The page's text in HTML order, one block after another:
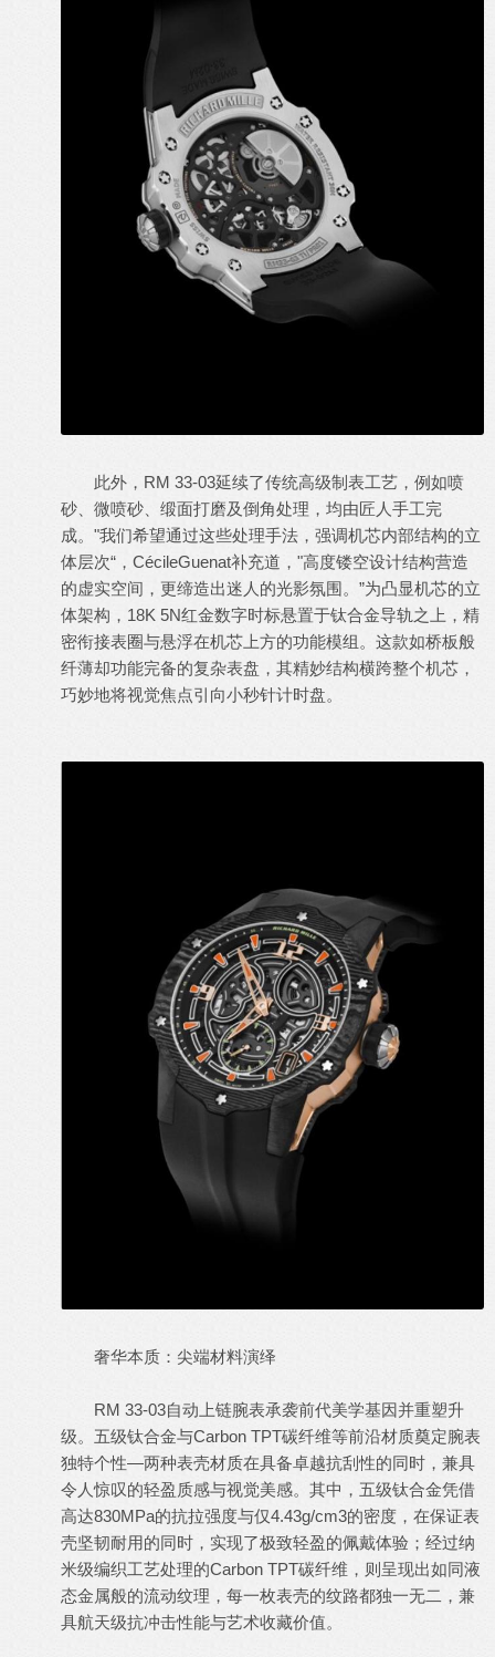
此外，RM 33-03延续了传统高级制表工艺，例如喷
砂、微喷砂、缎面打磨及倒角处理，均由匠人手工完
成。"我们希望通过这些处理手法，强调机芯内部结构的立
体层次“，CécileGuenat补充道，"高度镂空设计结构营造
的虚实空间，更缔造出迷人的光影氛围。”为凸显机芯的立
体架构，18K 5N红金数字时标悬置于钛合金导轨之上，精
密衔接表圈与悬浮在机芯上方的功能模组。这款如桥板般
纤薄却功能完备的复杂表盘，其精妙结构横跨整个机芯，
巧妙地将视觉焦点引向小秒针计时盘。
奢华本质：尖端材料演绎
RM 33-03自动上链腕表承袭前代美学基因并重塑升
级。五级钛合金与Carbon TPT碳纤维等前沿材质奠定腕表
独特个性—两种表壳材质在具备卓越抗刮性的同时，兼具
令人惊叹的轻盈质感与视觉美感。其中，五级钛合金凭借
高达830MPa的抗拉强度与仅4.43g/cm3的密度，在保证表
壳坚韧耐用的同时，实现了极致轻盈的佩戴体验；经过纳
米级编织工艺处理的Carbon TPT碳纤维，则呈现出如同液
态金属般的流动纹理，每一枚表壳的纹路都独一无二，兼
具航天级抗冲击性能与艺术收藏价值。